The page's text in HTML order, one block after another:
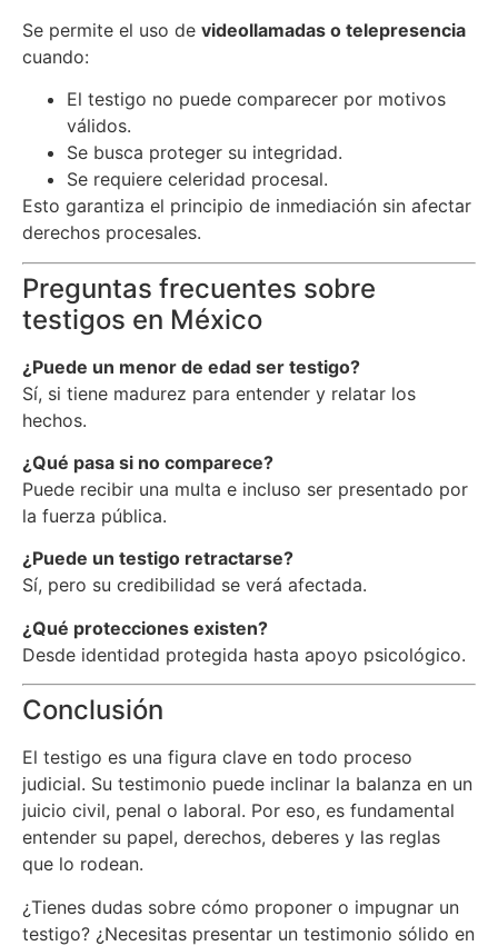
Se permite el uso de videollamadas o telepresencia
cuando:
El testigo no puede comparecer por motivos
válidos.
Se busca proteger su integridad.
Se requiere celeridad procesal.
Esto garantiza el principio de inmediación sin afectar
derechos procesales.
Preguntas frecuentes sobre
testigos en México
¿Puede un menor de edad ser testigo?
Sí, si tiene madurez para entender y relatar los
hechos.
¿Qué pasa si no comparece?
Puede recibir una multa e incluso ser presentado por
la fuerza pública.
¿Puede un testigo retractarse?
Sí, pero su credibilidad se verá afectada.
¿Qué protecciones existen?
Desde identidad protegida hasta apoyo psicológico.
Conclusión
El testigo es una figura clave en todo proceso
judicial. Su testimonio puede inclinar la balanza en un
juicio civil, penal o laboral. Por eso, es fundamental
entender su papel, derechos, deberes y las reglas
que lo rodean.
¿Tienes dudas sobre cómo proponer o impugnar un
testigo? ¿Necesitas presentar un testimonio sólido en